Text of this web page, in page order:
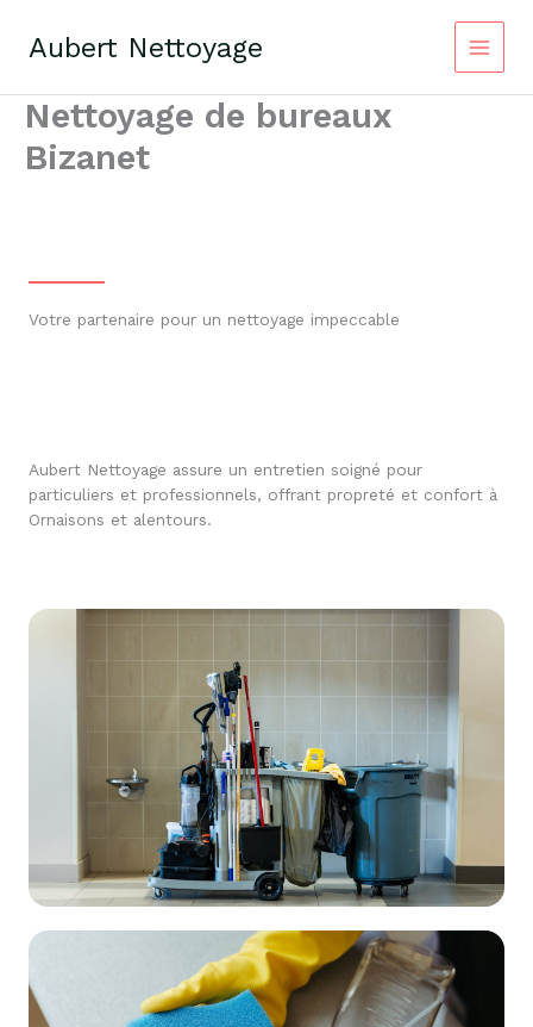
contenuAubert Nettoyage
Nettoyage de bureaux
Bizanet
Votre partenaire pour un nettoyage impeccable
Aubert Nettoyage assure un entretien soigné pour
particuliers et professionnels, offrant propreté et confort à
Ornaisons et alentours.